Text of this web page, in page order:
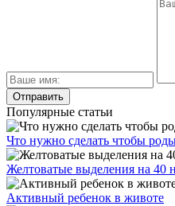
Популярные статьи
Что нужно сделать чтобы
Желтоватые выделения на 40
Активный ребенок в животе